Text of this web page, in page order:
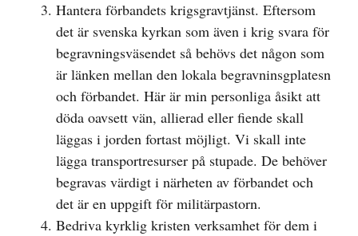
Hantera förbandets krigsgravtjänst. Eftersom
det är svenska kyrkan som även i krig svara för
begravningsväsendet så behövs det någon som
är länken mellan den lokala begravninsgplatesn
och förbandet. Här är min personliga åsikt att
döda oavsett vän, allierad eller fiende skall
läggas i jorden fortast möjligt. Vi skall inte
lägga transportresurser på stupade. De behöver
begravas värdigt i närheten av förbandet och
det är en uppgift för militärpastorn.
Bedriva kyrklig kristen verksamhet för dem i